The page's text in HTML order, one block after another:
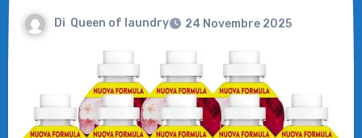
Di Queen of laundry 24 Novembre 2025